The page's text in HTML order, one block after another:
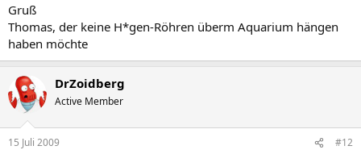
Gruß
Thomas, der keine H*gen-Röhren überm Aquarium hängen
haben möchte
DrZoidberg
Active Member
15 Juli 2009 #12